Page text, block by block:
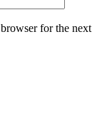
for the next